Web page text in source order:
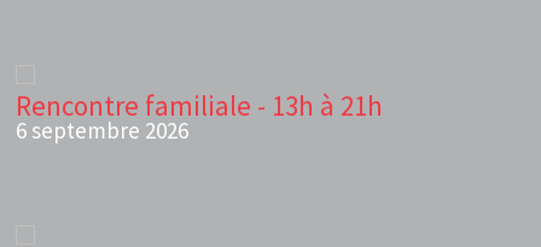
Rencontre familiale - 13h à 21h
6 septembre 2026